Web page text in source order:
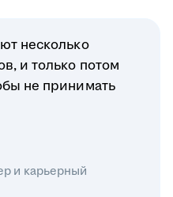
несколько
и только потом
не принимать
и карьерный